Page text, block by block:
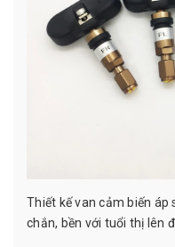
Thiết kế van cảm biến
chắn, bền với tuổi thị lên